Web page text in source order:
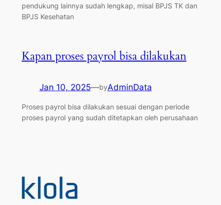
pendukung lainnya sudah lengkap, misal BPJS TK dan
BPJS Kesehatan
Kapan proses payrol bisa dilakukan
Jan 10, 2025—byAdminData
Proses payrol bisa dilakukan sesuai dengan periode
proses payrol yang sudah ditetapkan oleh perusahaan